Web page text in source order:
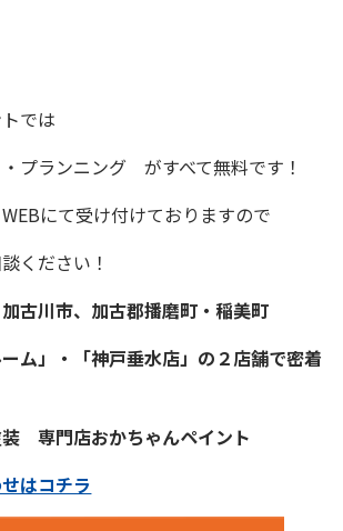
では
プランニング
がすべて無料です！
にて受け付けておりますので
ください！
古川市、 加古郡播磨町・稲美町
ム」・「神戸垂水店」の２店舗で密着
装専門店おかちゃんペイント
はコチラ